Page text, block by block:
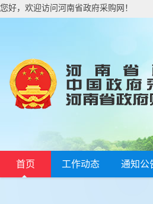
您好，欢迎访问河南省政府采购网！
首页 工作动态 通知公